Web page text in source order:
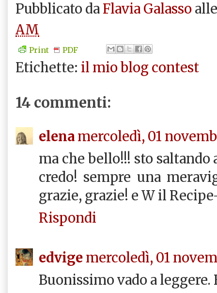
Pubblicato da Flavia Galasso
AM
Print PDF
Etichette: il mio blog contest
14 commenti:
elena mercoledì, 01
ma che bello!!! sto
credo! sempre una
grazie, grazie! e W il
Rispondi
edvige mercoledì, 01
Buonissimo vado a leggere.